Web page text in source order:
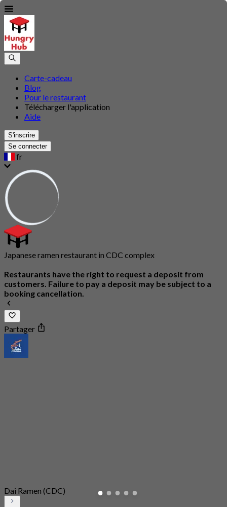
Carte-cadeau
Blog
Pour le restaurant
Télécharger l'application
Aide
S'inscrire
Se connecter
fr
Japanese ramen restaurant in CDC complex
Restaurants have the right to request a deposit from
customers. Failure to pay a deposit may be subject to a
booking cancellation.
Partager
Dai Ramen (CDC)